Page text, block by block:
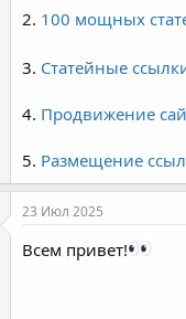
2. 100 мощных
3. Статейные
4. Продвижение
5. Размещение
23 Июл 2025
Всем привет!